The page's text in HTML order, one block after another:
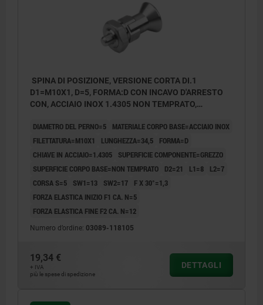
SPINA DI POSIZIONE, VERSIONE CORTA DI.1
D1=M10X1, D=5, FORMA:D CON INCAVO D'ARRESTO
CON, ACCIAIO INOX 1.4305 NON TEMPRATO,
DIAMETRO DEL PERNO=5
MATERIALE CORPO BASE=ACCIAIO INOX
FILETTATURA=M10X1
LUNGHEZZA=34,5
FORMA=D
CHIAVE IN ACCIAIO=1.4305
SUPERFICIE COMPONENTE=GREZZO
SUPERFICIE CORPO BASE=NON TEMPRATO
D2=21 L1=8
L2=7
CORSA S=5
SW1=13 SW2=17
F X 30°=1,3
FORZA ELASTICA INIZIO F1 CA. N=5
FORZA ELASTICA FINE F2 CA. N=12
Numero d’ordine: 03089-118105
19,34 €
+ IVA
più le spese di spedizione
DETTAGLI